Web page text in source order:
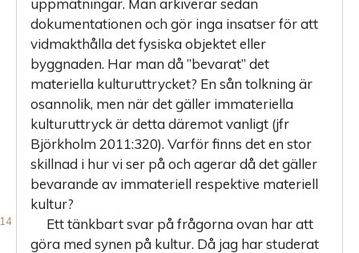
dokumentationen och gör inga insatser för att
vidmakthålla det fysiska objektet eller
byggnaden. Har man då ”bevarat” det
materiella kulturuttrycket? En sån tolkning är
osannolik, men när det gäller immateriella
kulturuttryck är detta däremot vanligt (jfr
Björkholm 2011:320). Varför finns det en stor
skillnad i hur vi ser på och agerar då det gäller
bevarande av immateriell respektive materiell
kultur?
Ett tänkbart svar på frågorna ovan har att
göra med synen på kultur. Då jag har studerat